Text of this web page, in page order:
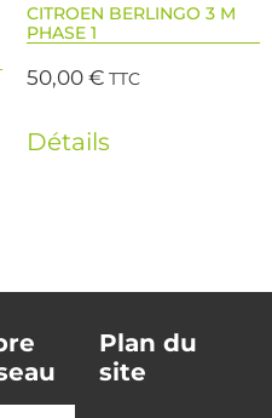
CITROEN BERLINGO 3 M
PHASE 1
50,00€ TTC
Détails
Plan du
site